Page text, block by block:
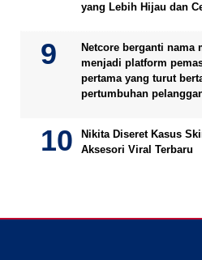
yang Lebih Hijau dan
Netcore berganti nama
menjadi platform
pertama yang turut
pertumbuhan
Nikita Diseret Kasus
Aksesori Viral Terbaru